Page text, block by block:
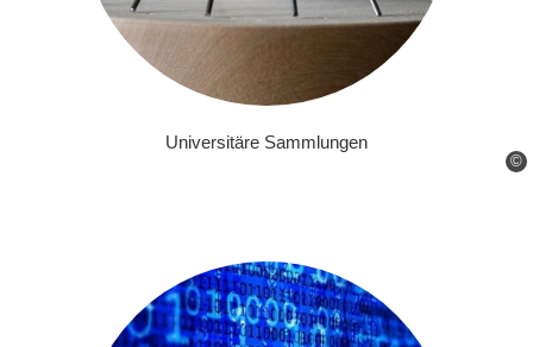
©
Universitäre Sammlungen